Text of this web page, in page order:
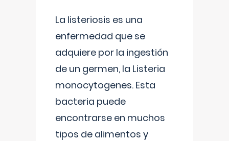
La listeriosis es una
enfermedad que se
adquiere por la ingestión
de un germen, la Listeria
monocytogenes. Esta
bacteria puede
encontrarse en muchos
tipos de alimentos y